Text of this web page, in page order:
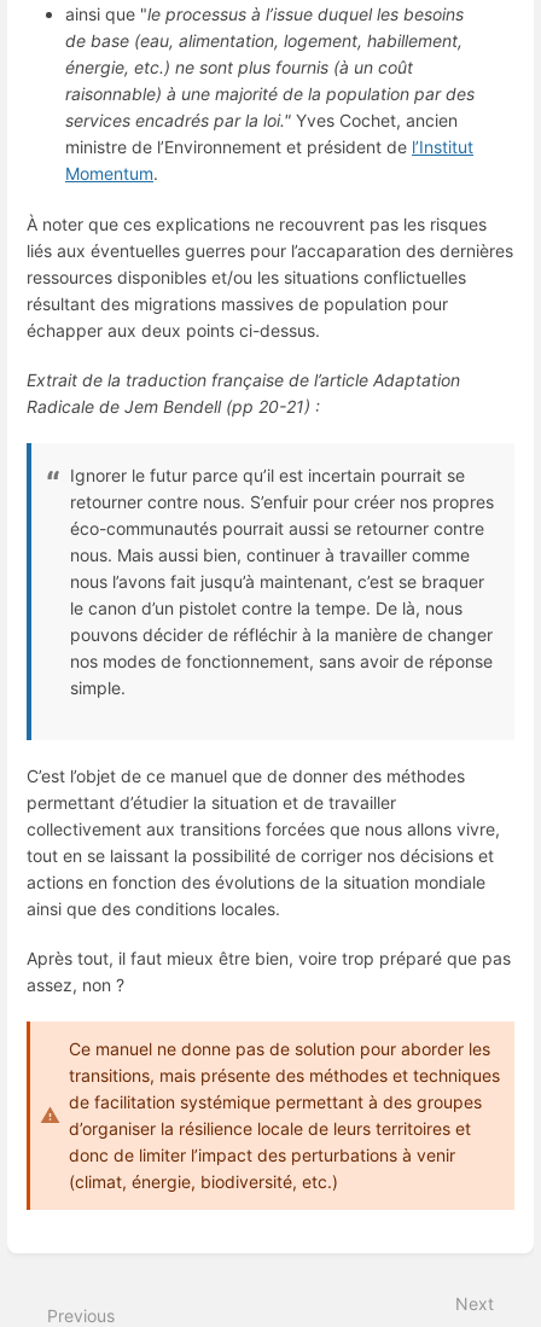
ainsi que "le processus à l’issue duquel les besoins
de base (eau, alimentation, logement, habillement,
énergie, etc.) ne sont plus fournis (à un coût
raisonnable) à une majorité de la population par des
services encadrés par la loi." Yves Cochet, ancien
ministre de l’Environnement et président de l’Institut
Momentum.
À noter que ces explications ne recouvrent pas les risques
liés aux éventuelles guerres pour l’accaparation des dernières
ressources disponibles et/ou les situations conflictuelles
résultant des migrations massives de population pour
échapper aux deux points ci-dessus.
Extrait de la traduction française de l’article Adaptation
Radicale de Jem Bendell (pp 20-21) :
Ignorer le futur parce qu’il est incertain pourrait se
retourner contre nous. S’enfuir pour créer nos propres
éco-communautés pourrait aussi se retourner contre
nous. Mais aussi bien, continuer à travailler comme
nous l’avons fait jusqu’à maintenant, c’est se braquer
le canon d’un pistolet contre la tempe. De là, nous
pouvons décider de réfléchir à la manière de changer
nos modes de fonctionnement, sans avoir de réponse
simple.
C’est l’objet de ce manuel que de donner des méthodes
permettant d’étudier la situation et de travailler
collectivement aux transitions forcées que nous allons vivre,
tout en se laissant la possibilité de corriger nos décisions et
actions en fonction des évolutions de la situation mondiale
ainsi que des conditions locales.
Après tout, il faut mieux être bien, voire trop préparé que pas
assez, non ?
Ce manuel ne donne pas de solution pour aborder les
transitions, mais présente des méthodes et techniques
de facilitation systémique permettant à des groupes
d’organiser la résilience locale de leurs territoires et
donc de limiter l’impact des perturbations à venir
(climat, énergie, biodiversité, etc.)
mode
Previous
Next